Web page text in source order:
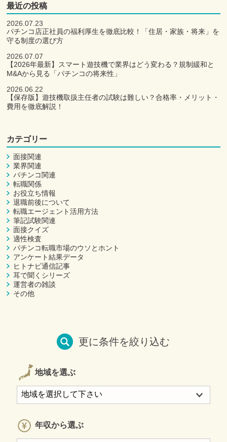
最近の投稿
2026.07.23
パチンコ店正社員の福利厚生を徹底比較！「住居・家族・将来」を
守る制度の選び方
2026.07.07
【2026年最新】スマート遊技機で業界はどう変わる？規制緩和と
M&Aから見る「パチンコの将来性」
2026.06.22
【保存版】遊技機取扱主任者の試験は難しい？合格率・メリット・
費用を徹底解説！
カテゴリー
面接関連
業界関連
パチンコ関連
転職関係
お役立ち情報
退職前後について
転職エージェント活用方法
筆記試験関連
面接クイズ
適性検査
パチンコ転職市場のウソとホント
アンケート結果データ
ヒトナビ通信記事
耳で聞くシリーズ
運営者の雑談
その他
更に条件を絞り込む
地域を選ぶ
年収から選ぶ